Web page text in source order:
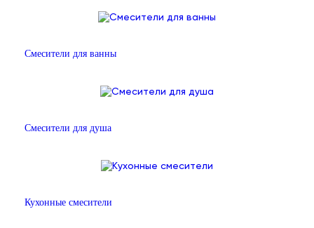
Смесители для ванны
Смесители для душа
Кухонные смесители